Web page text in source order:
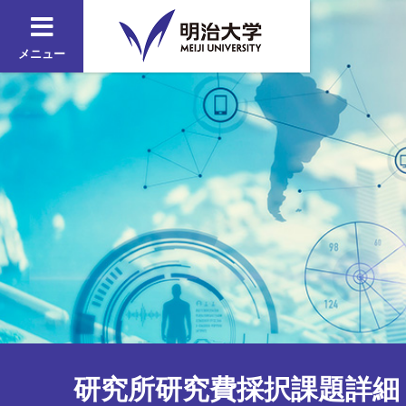
メニュー
研究所研究費採択課題詳